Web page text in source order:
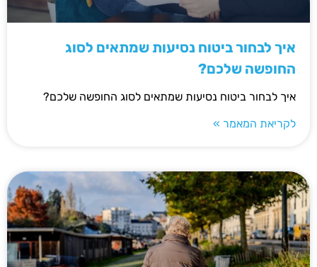
איך לבחור ביטוח נסיעות שמתאים לסוג
החופשה שלכם?
איך לבחור ביטוח נסיעות שמתאים לסוג החופשה שלכם?
לקריאת המאמר »